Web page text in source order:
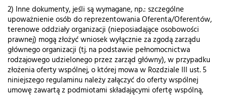
2) Inne dokumenty, jeśli są wymagane, np.: szczególne
upoważnienie osób do reprezentowania Oferenta/Oferentów,
terenowe oddziały organizacji (nieposiadające osobowości
prawnej) mogą złożyć wniosek wyłącznie za zgodą zarządu
głównego organizacji (tj. na podstawie pełnomocnictwa
rodzajowego udzielonego przez zarząd główny), w przypadku
złożenia oferty wspólnej, o której mowa w Rozdziale III ust. 5
niniejszego regulaminu należy załączyć do oferty wspólnej
umowę zawartą z podmiotami składającymi ofertę wspólną,